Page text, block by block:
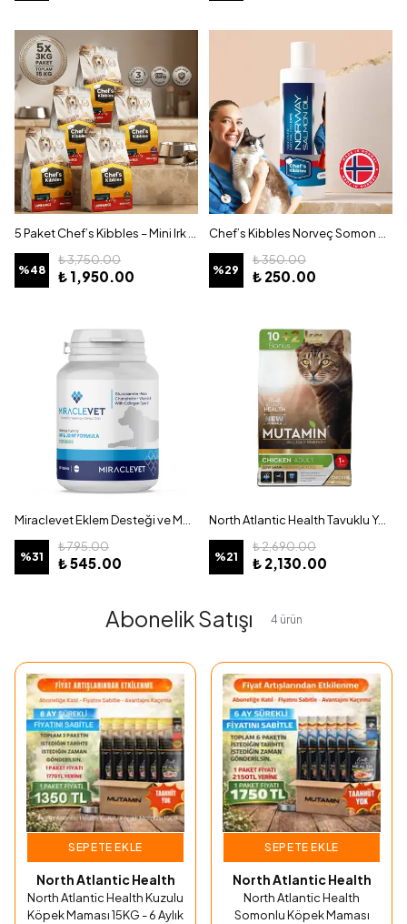
5 Paket Chef’s Kibbles – Mini Irk ve Yavru Köpek Maması Kuzu Etli Pirinçli 3KG
%48
₺ 3,750.00
₺ 1,950.00
Chef’s Kibbles Norveç Somon Yağı – Kediler İçin – 100ML
%29
₺ 350.00
₺ 250.00
%31
₺ 795.00
₺ 545.00
North Atlantic Health Tavuklu Yetişkin Kedi Maması 12KG Kilitli Poşet
%21
₺ 2,690.00
₺ 2,130.00
Abonelik Satışı 4 ürün
SEPETE EKLE
North Atlantic Health
North Atlantic Health Kuzulu
Köpek Maması 15KG - 6 Aylık
SEPETE EKLE
North Atlantic Health
North Atlantic Health
Somonlu Köpek Maması